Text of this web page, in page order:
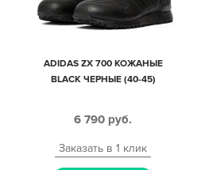
ADIDAS ZX 700 КОЖАНЫЕ
BLACK ЧЕРНЫЕ (40-45)
6 790 руб.
Заказать в 1 клик